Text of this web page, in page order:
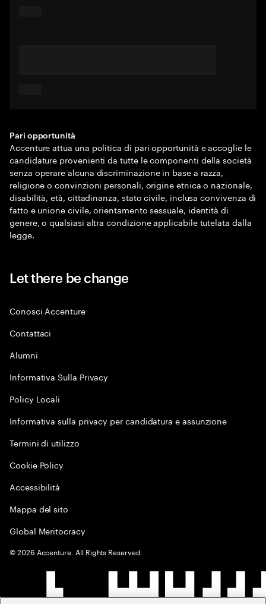
Pari opportunità
Accenture attua una politica di pari opportunità e accoglie le
candidature provenienti da tutte le componenti della società
senza operare alcuna discriminazione in base a razza,
religione o convinzioni personali, origine etnica o nazionale,
disabilità, età, cittadinanza, stato civile, inclusa convivenza di
fatto e unione civile, orientamento sessuale, identità di
genere, o qualsiasi altra condizione applicabile tutelata dalla
legge.
Let there be change
Conosci Accenture
Contattaci
Alumni
Informativa Sulla Privacy
Policy Locali
Informativa sulla privacy per candidatura e assunzione
Termini di utilizzo
Cookie Policy
Accessibilità
Mappa del sito
Global Meritocracy
©2026 Accenture. All Rights Reserved.